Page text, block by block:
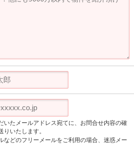
いたメールアドレス宛てに、お問合せ内容の確
りいたします。
などのフリーメールをご利用の場合、迷惑メー